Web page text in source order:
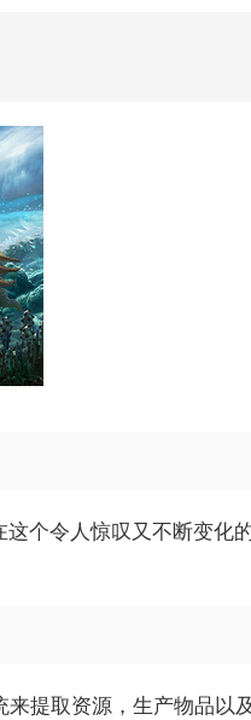
个令人惊叹又不断变化
提取资源，生产物品以